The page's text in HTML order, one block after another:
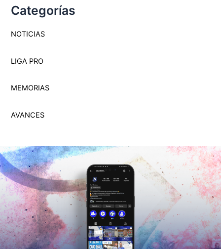
Categorías
NOTICIAS
LIGA PRO
MEMORIAS
AVANCES